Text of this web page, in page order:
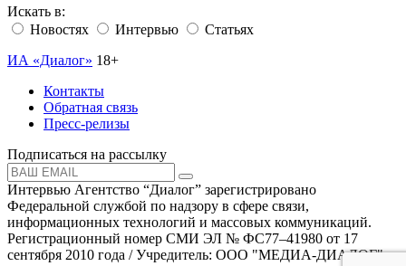
Искать в:
Новостях
Интервью
Статьях
ИА «Диалог» 18+
Контакты
Обратная связь
Пресс-релизы
Подписаться на рассылку
Интервью Агентство “Диалог” зарегистрировано
Федеральной службой по надзору в сфере связи,
информационных технологий и массовых коммуникаций.
Регистрационный номер СМИ ЭЛ № ФС77–41980 от 17
сентября 2010 года / Учредитель: ООО "МЕДИА-ДИАЛОГ"